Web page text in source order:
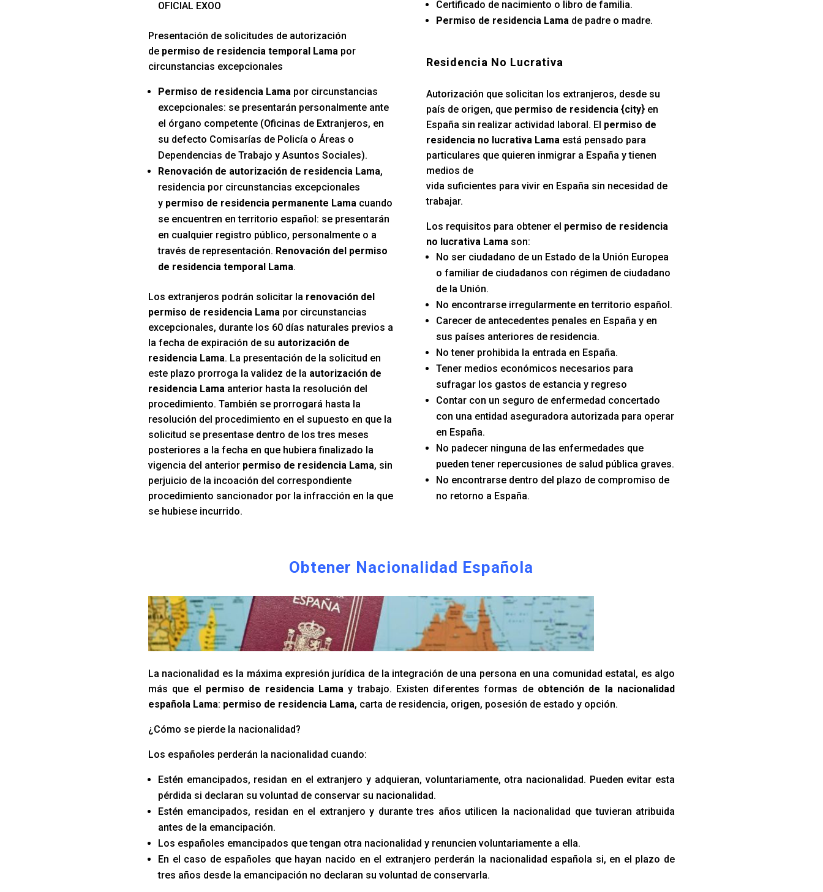
OFICIAL EXOO
Presentación de solicitudes de autorización
depermiso de residencia temporal Lama por
circunstancias excepcionales
Permiso de residencia Lama por circunstancias
excepcionales: se presentarán personalmente ante
el órgano competente (Oficinas de Extranjeros, en
su defecto Comisarías de Policía o Áreas o
Dependencias de Trabajo y Asuntos Sociales).
Renovación de autorización de residencia Lama,
residencia por circunstancias excepcionales
y permiso de residencia permanente Lama cuando
se encuentren en territorio español: se presentarán
en cualquier registro público, personalmente o a
través de representación. Renovación del permiso
de residencia temporal Lama.
Los extranjeros podrán solicitar la renovación del
permiso de residencia Lama por circunstancias
excepcionales, durante los 60 días naturales previos a
la fecha de expiración de su autorización de
residencia Lama. La presentación de la solicitud en
este plazo prorroga la validez de la autorización de
residencia Lama anterior hasta la resolución del
procedimiento. También se prorrogará hasta la
resolución del procedimiento en el supuesto en que la
solicitud se presentase dentro de los tres meses
posteriores a la fecha en que hubiera finalizado la
vigencia del anterior permiso de residencia Lama, sin
perjuicio de la incoación del correspondiente
procedimiento sancionador por la infracción en la que
se hubiese incurrido.
Certificado de nacimiento o libro de familia.
Permiso de residencia Lama de padre o madre.
Residencia No Lucrativa
Autorización que solicitan los extranjeros, desde su
país de origen, que permiso de residencia {city} en
España sin realizar actividad laboral. El permiso de
residencia no lucrativa Lamaestá pensado para
particulares que quieren inmigrar a España y tienen
medios de
vida suficientes para vivir en España sin necesidad de
trabajar.
Los requisitos para obtener el permiso de residencia
no lucrativa Lamason:
No ser ciudadano de un Estado de la Unión Europea
o familiar de ciudadanos con régimen de ciudadano
de la Unión.
No encontrarse irregularmente en territorio español.
Carecer de antecedentes penales en España y en
sus países anteriores de residencia.
No tener prohibida la entrada en España.
Tener medios económicos necesarios para
sufragar los gastos de estancia y regreso
Contar con un seguro de enfermedad concertado
con una entidad aseguradora autorizada para operar
en España.
No padecer ninguna de las enfermedades que
pueden tener repercusiones de salud pública graves.
No encontrarse dentro del plazo de compromiso de
no retorno a España.
Obtener Nacionalidad Española
La nacionalidad es la máxima expresión jurídica de la integración de una persona en una comunidad estatal, es algo
más que el permiso de residencia Lama y trabajo. Existen diferentes formas de obtención de la nacionalidad
española Lama: permiso de residencia Lama, carta de residencia, origen, posesión de estado y opción.
¿Cómo se pierde la nacionalidad?
Los españoles perderán la nacionalidad cuando:
Estén emancipados, residan en el extranjero y adquieran, voluntariamente, otra nacionalidad. Pueden evitar esta
pérdida si declaran su voluntad de conservar su nacionalidad.
Estén emancipados, residan en el extranjero y durante tres años utilicen la nacionalidad que tuvieran atribuida
antes de la emancipación.
Los españoles emancipados que tengan otra nacionalidad y renuncien voluntariamente a ella.
En el caso de españoles que hayan nacido en el extranjero perderán la nacionalidad española si, en el plazo de
tres años desde la emancipación no declaran su voluntad de conservarla.